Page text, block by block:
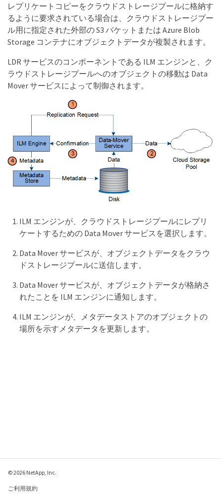
レプリケートコピーをクラウドストレージプールに格納す
るように要求されている場合は、クラウドストレージプー
ル用に指定された外部の S3 バケットまたは Azure Blob
Storage コンテナにオブジェクトデータが複製されます。
LDR サービスのコンポーネントである ILM エンジンと、ク
ラウドストレージプールへのオブジェクトの移動は Data
Mover サービスによって制御されます。
ILM エンジンが、クラウドストレージプールにレプリ
ケートするための Data Mover サービスを選択します。
Data Mover サービスが、オブジェクトデータをクラウ
ドストレージプールに送信します。
Data Mover サービスが、オブジェクトデータが格納さ
れたことを ILM エンジンに通知します。
ILM エンジンが、メタデータストアのオブジェクトの
場所を示すメタデータを更新します。
© 2026 NetApp, Inc.
ご利用規約